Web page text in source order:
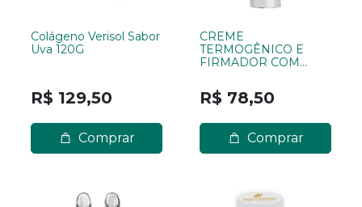
Colágeno Verisol Sabor
Uva 120G
R$ 129,50
Comprar
CREME
TERMOGÊNICO E
FIRMADOR COM
R$ 78,50
Comprar